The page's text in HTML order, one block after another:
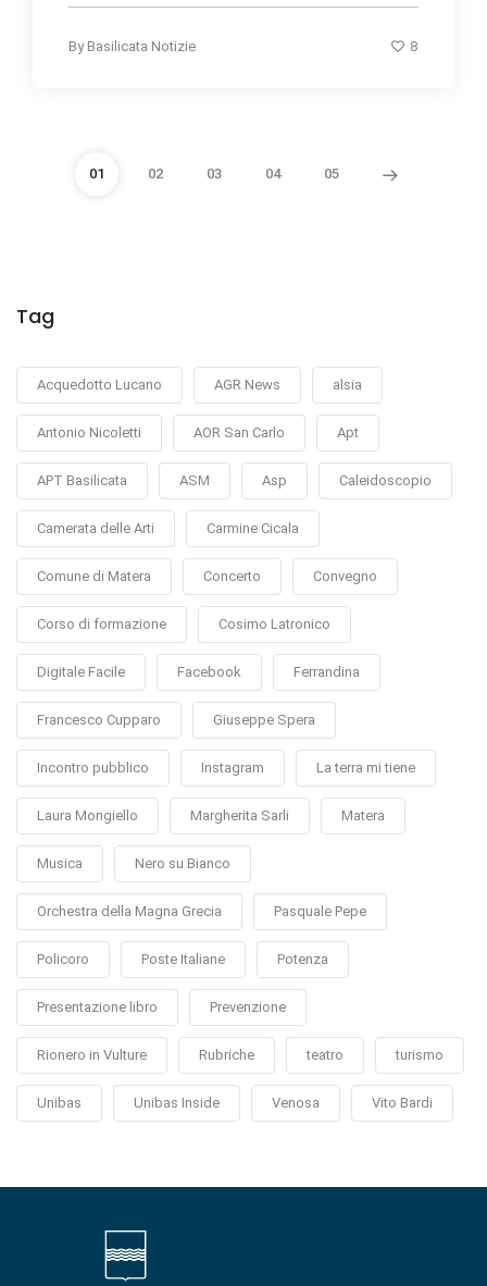
By Basilicata Notizie 8
01 02 03 04 05
Tag
Acquedotto Lucano AGR News alsia
Antonio Nicoletti AOR San Carlo Apt
APT Basilicata ASM Asp Caleidoscopio
Camerata delle Arti Carmine Cicala
Comune di Matera Concerto Convegno
Corso di formazione Cosimo Latronico
Digitale Facile Facebook Ferrandina
Francesco Cupparo Giuseppe Spera
Incontro pubblico Instagram La terra mi tiene
Laura Mongiello Margherita Sarli Matera
Musica Nero su Bianco
Orchestra della Magna Grecia Pasquale Pepe
Policoro Poste Italiane Potenza
Presentazione libro Prevenzione
Rionero in Vulture Rubriche teatro turismo
Unibas Unibas Inside Venosa Vito Bardi